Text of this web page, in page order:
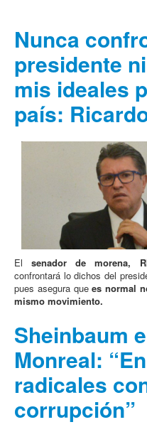
Nunca
presidente
mis ideales
país:
Elsenador de morena,
confrontará lo dichos del
pues asegura quees normal
mismo movimiento.
Sheinbaum
Monreal:
radicales
corrupción”